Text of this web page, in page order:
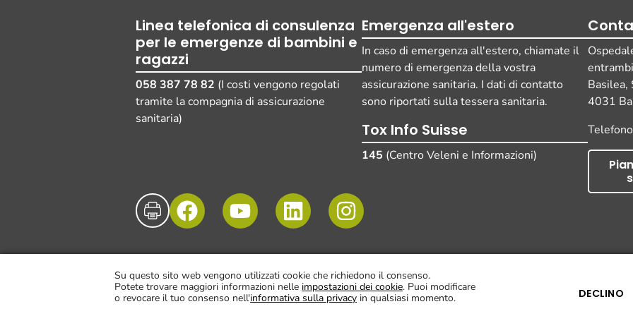
Linea telefonica di consulenza
per le emergenze di bambini e
ragazzi
058 387 78 82 (I costi vengono regolati
tramite la compagnia di assicurazione
sanitaria)
Emergenza all'estero
In caso di emergenza all'estero, chiamate il
numero di emergenza della vostra
assicurazione sanitaria. I dati di contatto
sono riportati sulla tessera sanitaria.
Tox Info Suisse
145 (Centro Veleni e Informazioni)
entrambi
Basilea,
4031
© UKBB, 2025 Impronta Protezione dei dati